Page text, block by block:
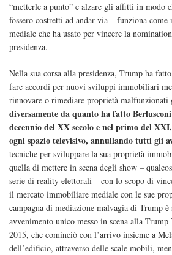
“metterle a punto” e alzare gli affitti in modo
fossero costretti ad andar via – funziona
mediale che ha usato per vincere la
presidenza.
Nella sua corsa alla presidenza, Trump ha
fare accordi per nuovi sviluppi immobiliari
rinnovare o rimediare proprietà malfunzionati
diversamente da quanto ha fatto
decennio del XX secolo e nel primo del
ogni spazio televisivo, annullando tutti gli
tecniche per sviluppare la sua proprietà
quella di mettere in scena degli show –
serie di reality elettorali – con lo scopo di
il mercato immobiliare mediale con le sue
campagna di mediazione malvagia di Trump è
avvenimento unico messo in scena alla
2015, che cominciò con l’arrivo insieme a
dell’edificio, attraverso delle scale mobili,